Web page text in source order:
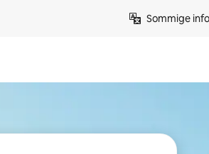
Sommige